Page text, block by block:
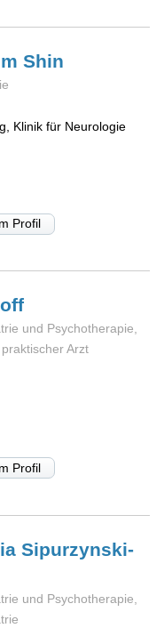
Shin
Klinik für Neurologie
Profil
und Psychotherapie,
Arzt
Profil
Sipurzynski-
und Psychotherapie,